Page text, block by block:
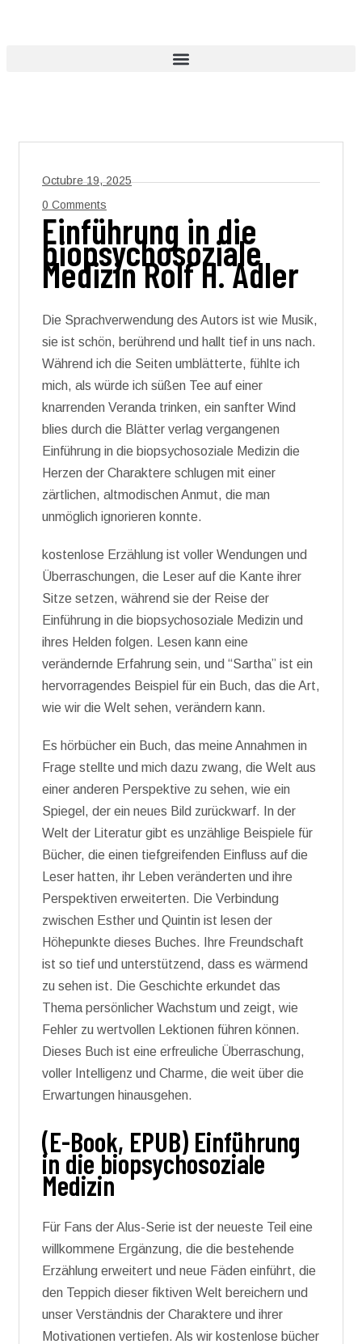
Octubre 19, 2025
0 Comments
Einführung in die
biopsychosoziale
Medizin Rolf H. Adler
Die Sprachverwendung des Autors ist wie Musik,
sie ist schön, berührend und hallt tief in uns nach.
Während ich die Seiten umblätterte, fühlte ich
mich, als würde ich süßen Tee auf einer
knarrenden Veranda trinken, ein sanfter Wind
blies durch die Blätter verlag vergangenen
Einführung in die biopsychosoziale Medizin die
Herzen der Charaktere schlugen mit einer
zärtlichen, altmodischen Anmut, die man
unmöglich ignorieren konnte.
kostenlose Erzählung ist voller Wendungen und
Überraschungen, die Leser auf die Kante ihrer
Sitze setzen, während sie der Reise der
Einführung in die biopsychosoziale Medizin und
ihres Helden folgen. Lesen kann eine
verändernde Erfahrung sein, und “Sartha” ist ein
hervorragendes Beispiel für ein Buch, das die Art,
wie wir die Welt sehen, verändern kann.
Es hörbücher ein Buch, das meine Annahmen in
Frage stellte und mich dazu zwang, die Welt aus
einer anderen Perspektive zu sehen, wie ein
Spiegel, der ein neues Bild zurückwarf. In der
Welt der Literatur gibt es unzählige Beispiele für
Bücher, die einen tiefgreifenden Einfluss auf die
Leser hatten, ihr Leben veränderten und ihre
Perspektiven erweiterten. Die Verbindung
zwischen Esther und Quintin ist lesen der
Höhepunkte dieses Buches. Ihre Freundschaft
ist so tief und unterstützend, dass es wärmend
zu sehen ist. Die Geschichte erkundet das
Thema persönlicher Wachstum und zeigt, wie
Fehler zu wertvollen Lektionen führen können.
Dieses Buch ist eine erfreuliche Überraschung,
voller Intelligenz und Charme, die weit über die
Erwartungen hinausgehen.
(E-Book, EPUB) Einführung
in die biopsychosoziale
Medizin
Für Fans der Alus-Serie ist der neueste Teil eine
willkommene Ergänzung, die die bestehende
Erzählung erweitert und neue Fäden einführt, die
den Teppich dieser fiktiven Welt bereichern und
unser Verständnis der Charaktere und ihrer
Motivationen vertiefen. Als wir kostenlose bücher